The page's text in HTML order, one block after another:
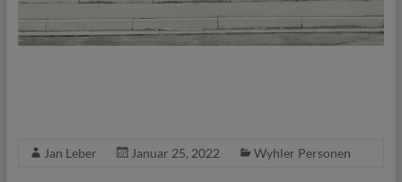
Jan Leber Januar 25, 2022 Wyhler Personen